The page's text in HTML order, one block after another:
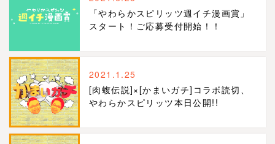
「やわらかスピリッツ週イチ漫画賞」
スタート！ご応募受付開始！！
2021.1.25
[肉蝮伝説]×[かまいガチ]コラボ読切、
やわらかスピリッツ本日公開!!